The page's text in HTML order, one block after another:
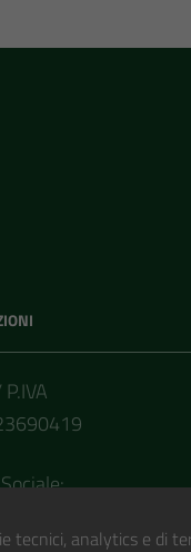
tecnici, analytics e di